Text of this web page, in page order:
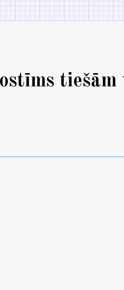
tiešām